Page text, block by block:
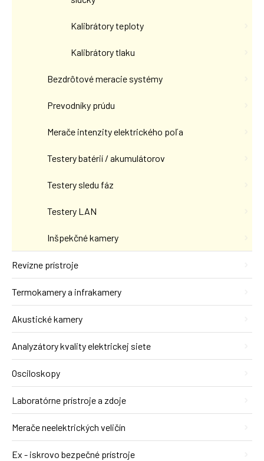
Kalibrátory teploty
Kalibrátory tlaku
Bezdrôtové meracie systémy
Prevodníky prúdu
Merače intenzity elektrického poľa
Testery batérií / akumulátorov
Testery sledu fáz
Testery LAN
Inšpekčné kamery
Revízne prístroje
Termokamery a infrakamery
Akustické kamery
Analyzátory kvality elektrickej siete
Osciloskopy
Laboratórne prístroje a zdoje
Merače neelektrických veličín
Ex - iskrovo bezpečné prístroje